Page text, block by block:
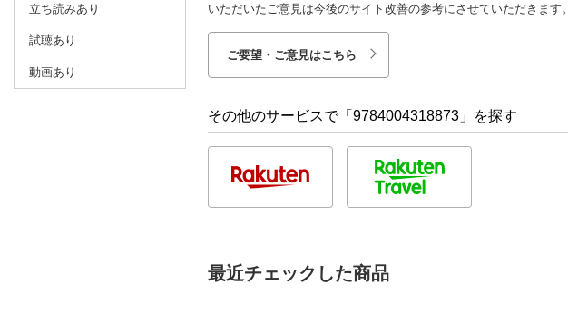
立ち読みあり
試聴あり
動画あり
いただいたご意見は今後のサイト改善の参考にさせていただきます。
ご要望・ご意見はこちら
その他のサービスで「9784004318873」を探す
最近チェックした商品